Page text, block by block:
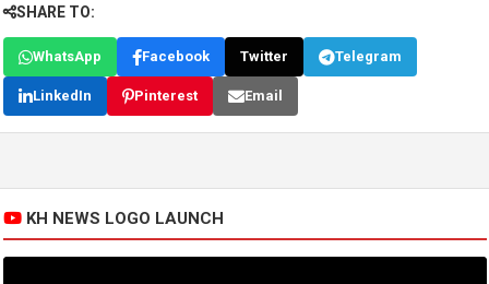
SHARE TO:
WhatsApp Facebook Twitter Telegram
LinkedIn Pinterest Email
KH NEWS LOGO LAUNCH